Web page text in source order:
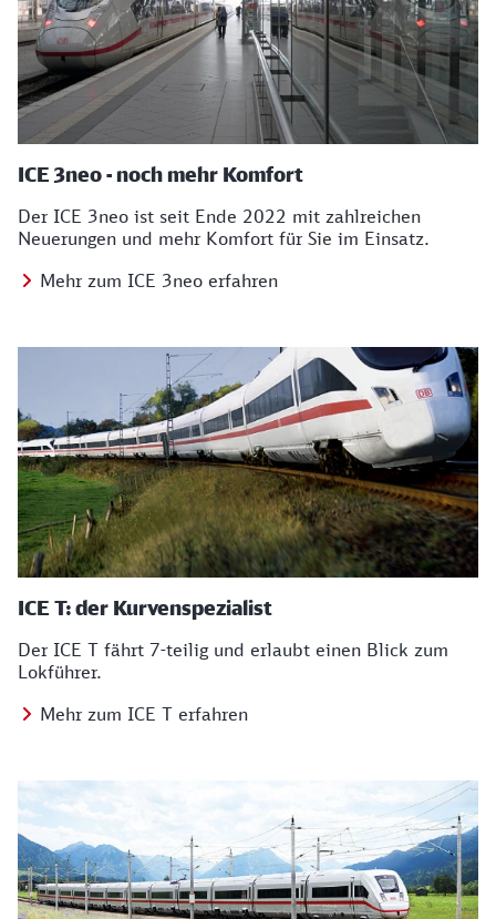
ICE 3neo - noch mehr Komfort
Der ICE 3neo ist seit Ende 2022 mit zahlreichen
Neuerungen und mehr Komfort für Sie im Einsatz.
Mehr zum ICE 3neo erfahren
ICE T: der Kurvenspezialist
Der ICE T fährt 7-teilig und erlaubt einen Blick zum
Lokführer.
Mehr zum ICE T erfahren